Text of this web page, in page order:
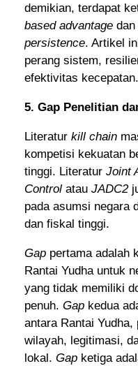
demikian, terdapat
based advantage
persistence. Artikel
perang sistem,
efektivitas kecepatan.
5. Gap Penelitian
Literaturkill chain
kompetisi kekuatan
tinggi. LiteraturJoint
Control atauJADC2
pada asumsi negara
dan fiskal tinggi.
Gap pertama adalah
Rantai Yudha untuk
yang tidak memiliki
penuh.Gap kedua
antara Rantai
wilayah, legitimasi,
lokal.Gap ketiga